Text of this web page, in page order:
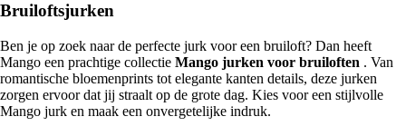
Bruiloftsjurken
Ben je op zoek naar de perfecte jurk voor een bruiloft? Dan heeft
Mango een prachtige collectie Mango jurken voor bruiloften . Van
romantische bloemenprints tot elegante kanten details, deze jurken
zorgen ervoor dat jij straalt op de grote dag. Kies voor een stijlvolle
Mango jurk en maak een onvergetelijke indruk.